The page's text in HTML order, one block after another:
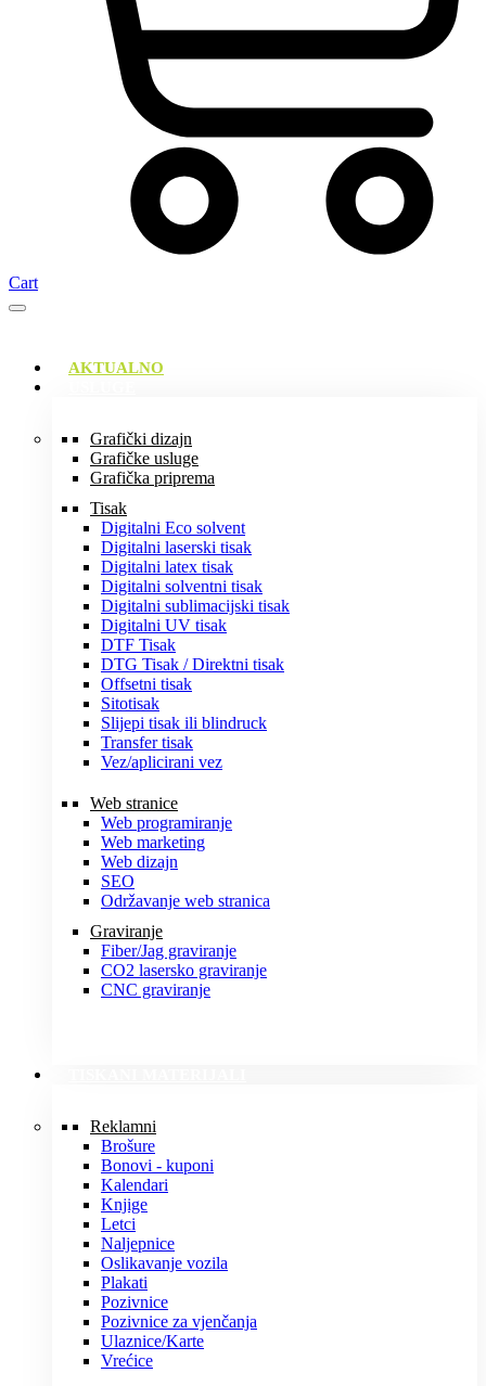
Cart
AKTUALNO
Grafički dizajn
Grafičke usluge
Grafička priprema
Tisak
Digitalni Eco solvent
Digitalni laserski tisak
Digitalni latex tisak
Digitalni solventni tisak
Digitalni sublimacijski tisak
Digitalni UV tisak
DTF Tisak
DTG Tisak / Direktni tisak
Offsetni tisak
Sitotisak
Slijepi tisak ili blindruck
Transfer tisak
Vez/aplicirani vez
Web stranice
Web programiranje
Web marketing
Web dizajn
SEO
Održavanje web stranica
Graviranje
Fiber/Jag graviranje
CO2 lasersko graviranje
CNC graviranje
Reklamni
Brošure
Bonovi - kuponi
Kalendari
Knjige
Letci
Naljepnice
Oslikavanje vozila
Plakati
Pozivnice
Pozivnice za vjenčanja
Ulaznice/Karte
Vrećice